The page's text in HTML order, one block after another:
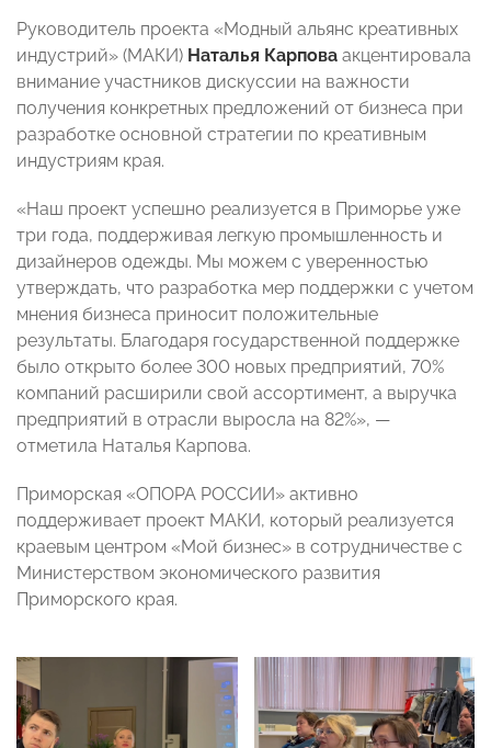
Руководитель проекта «Модный альянс креативных
индустрий» (МАКИ) Наталья Карпова акцентировала
внимание участников дискуссии на важности
получения конкретных предложений от бизнеса при
разработке основной стратегии по креативным
индустриям края.
«Наш проект успешно реализуется в Приморье уже
три года, поддерживая легкую промышленность и
дизайнеров одежды. Мы можем с уверенностью
утверждать, что разработка мер поддержки с учетом
мнения бизнеса приносит положительные
результаты. Благодаря государственной поддержке
было открыто более 300 новых предприятий, 70%
компаний расширили свой ассортимент, а выручка
предприятий в отрасли выросла на 82%», —
отметила Наталья Карпова.
Приморская «ОПОРА РОССИИ» активно
поддерживает проект МАКИ, который реализуется
краевым центром «Мой бизнес» в сотрудничестве с
Министерством экономического развития
Приморского края.